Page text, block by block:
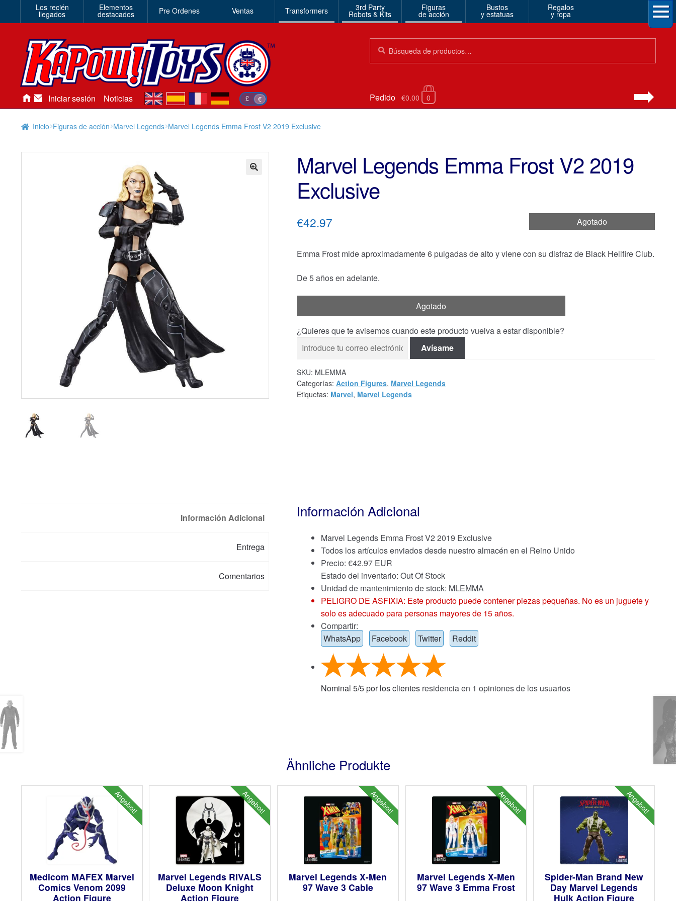
Los recién
llegados
Elementos
destacados Pre Ordenes Ventas Transformers 3rd Party
Robots & Kits
Figuras
de acción
Bustos
y estatuas
Regalos
y ropa
Iniciar sesión Noticias £ €
en es de Pedido €0.00 0
Inicio Figuras de acción Marvel Legends Marvel Legends Emma Frost V2 2019 Exclusive
Marvel Legends Emma Frost V2 2019
Exclusive
Agotado
€42.97
Emma Frost mide aproximadamente 6 pulgadas de alto y viene con su disfraz de Black Hellfire Club.
De 5 años en adelante.
Agotado
¿Quieres que te avisemos cuando este producto vuelva a estar disponible?
Avísame
SKU: MLEMMA
Categorías: Action Figures, Marvel Legends
Etiquetas: Marvel, Marvel Legends
Información Adicional
Entrega
Comentarios
Información Adicional
Marvel Legends Emma Frost V2 2019 Exclusive
Todos los artículos enviados desde nuestro almacén en el Reino Unido
Precio: €42.97 EUR
Estado del inventario: Out Of Stock
Unidad de mantenimiento de stock: MLEMMA
PELIGRO DE ASFIXIA: Este producto puede contener piezas pequeñas. No es un juguete y
solo es adecuado para personas mayores de 15 años.
Compartir:
WhatsApp
Facebook Twitter Reddit
Nominal 5/5por los clientesresidencia en 1 opiniones de los usuarios
Ähnliche Produkte
Angebot!
Medicom MAFEX Marvel
Comics Venom 2099
Action Figure
Angebot!
Marvel Legends RIVALS
Deluxe Moon Knight
Action Figure
Angebot!
Marvel Legends X-Men
97 Wave 3 Cable
Angebot!
Marvel Legends X-Men
97 Wave 3 Emma Frost
Angebot!
Spider-Man Brand New
Day Marvel Legends
Hulk Action Figure